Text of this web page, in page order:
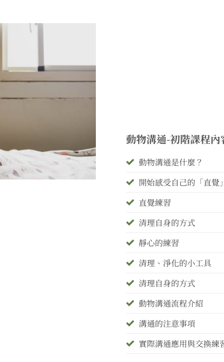
動物溝通-初階課程內
動物溝通是什麼？
開始感受自己的「直覺
直覺練習
清理自身的方式
靜心的練習
清理、淨化的小工具
清理自身的方式
動物溝通流程介紹
溝通的注意事項
實際溝通應用與交換練